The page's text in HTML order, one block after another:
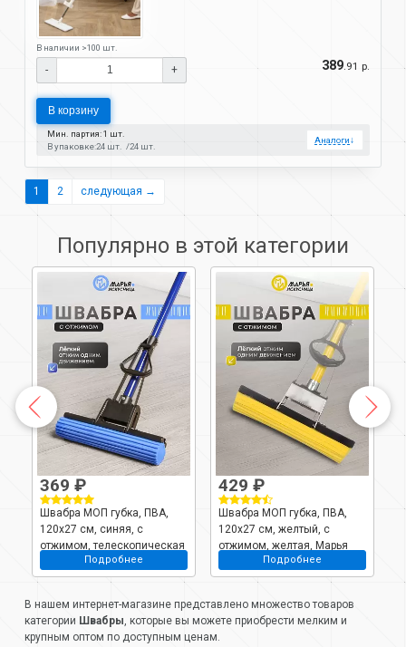
В наличии >100 шт.
- + 389.91 р.
В корзину
Мин. партия: 1 шт.
В упаковке:24 шт. 24 шт.
Аналоги↓
1 2 следующая →
Популярно в этой категории
369 ₽
Швабра МОП губка, ПВА,
120х27 см, синяя, с
отжимом, телескопическая
ручка, синяя, Марья
Искусница, KD-8050A
Подробнее
429 ₽
Швабра МОП губка, ПВА,
120х27 см, желтый, с
отжимом, желтая, Марья
Искусница, KD-8019YELLOW
Подробнее
В нашем интернет-магазине представлено множество товаров
категории Швабры , которые вы можете приобрести мелким и
крупным оптом по доступным ценам.